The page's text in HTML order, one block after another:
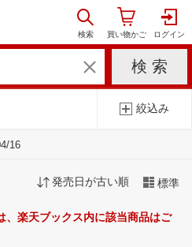
絞込み
16
発売日が古い順 標準
、楽天ブックス内に該当商品はご